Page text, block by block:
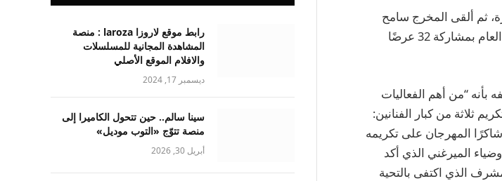
ثم ألقى المخرج سامح
بسيوني، نائب رئيس المهرجان، كلمة أعرب فيها عن سعادته بانطلاق دورة هذا العام بمشاركة 32 عرضًا
“من أهم الفعاليات
ثلاثة من كبار الفنانين:
المهرجان على تكريمه
الميرغني الذي أكد
الذي اكتفى بالتحية
رابط موقع لاروزا laroza : منصة
المشاهدة المجانية للمسلسلات
والافلام الموقع الأصلي
ديسمبر 17, 2024
سينا سالم.. حين تتحول الكاميرا إلى
منصة تتوّج «التوب موديل»
أبريل 30, 2026